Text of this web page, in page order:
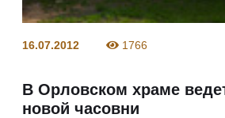
16.07.2012 1766
В Орловском храме
новой часовни